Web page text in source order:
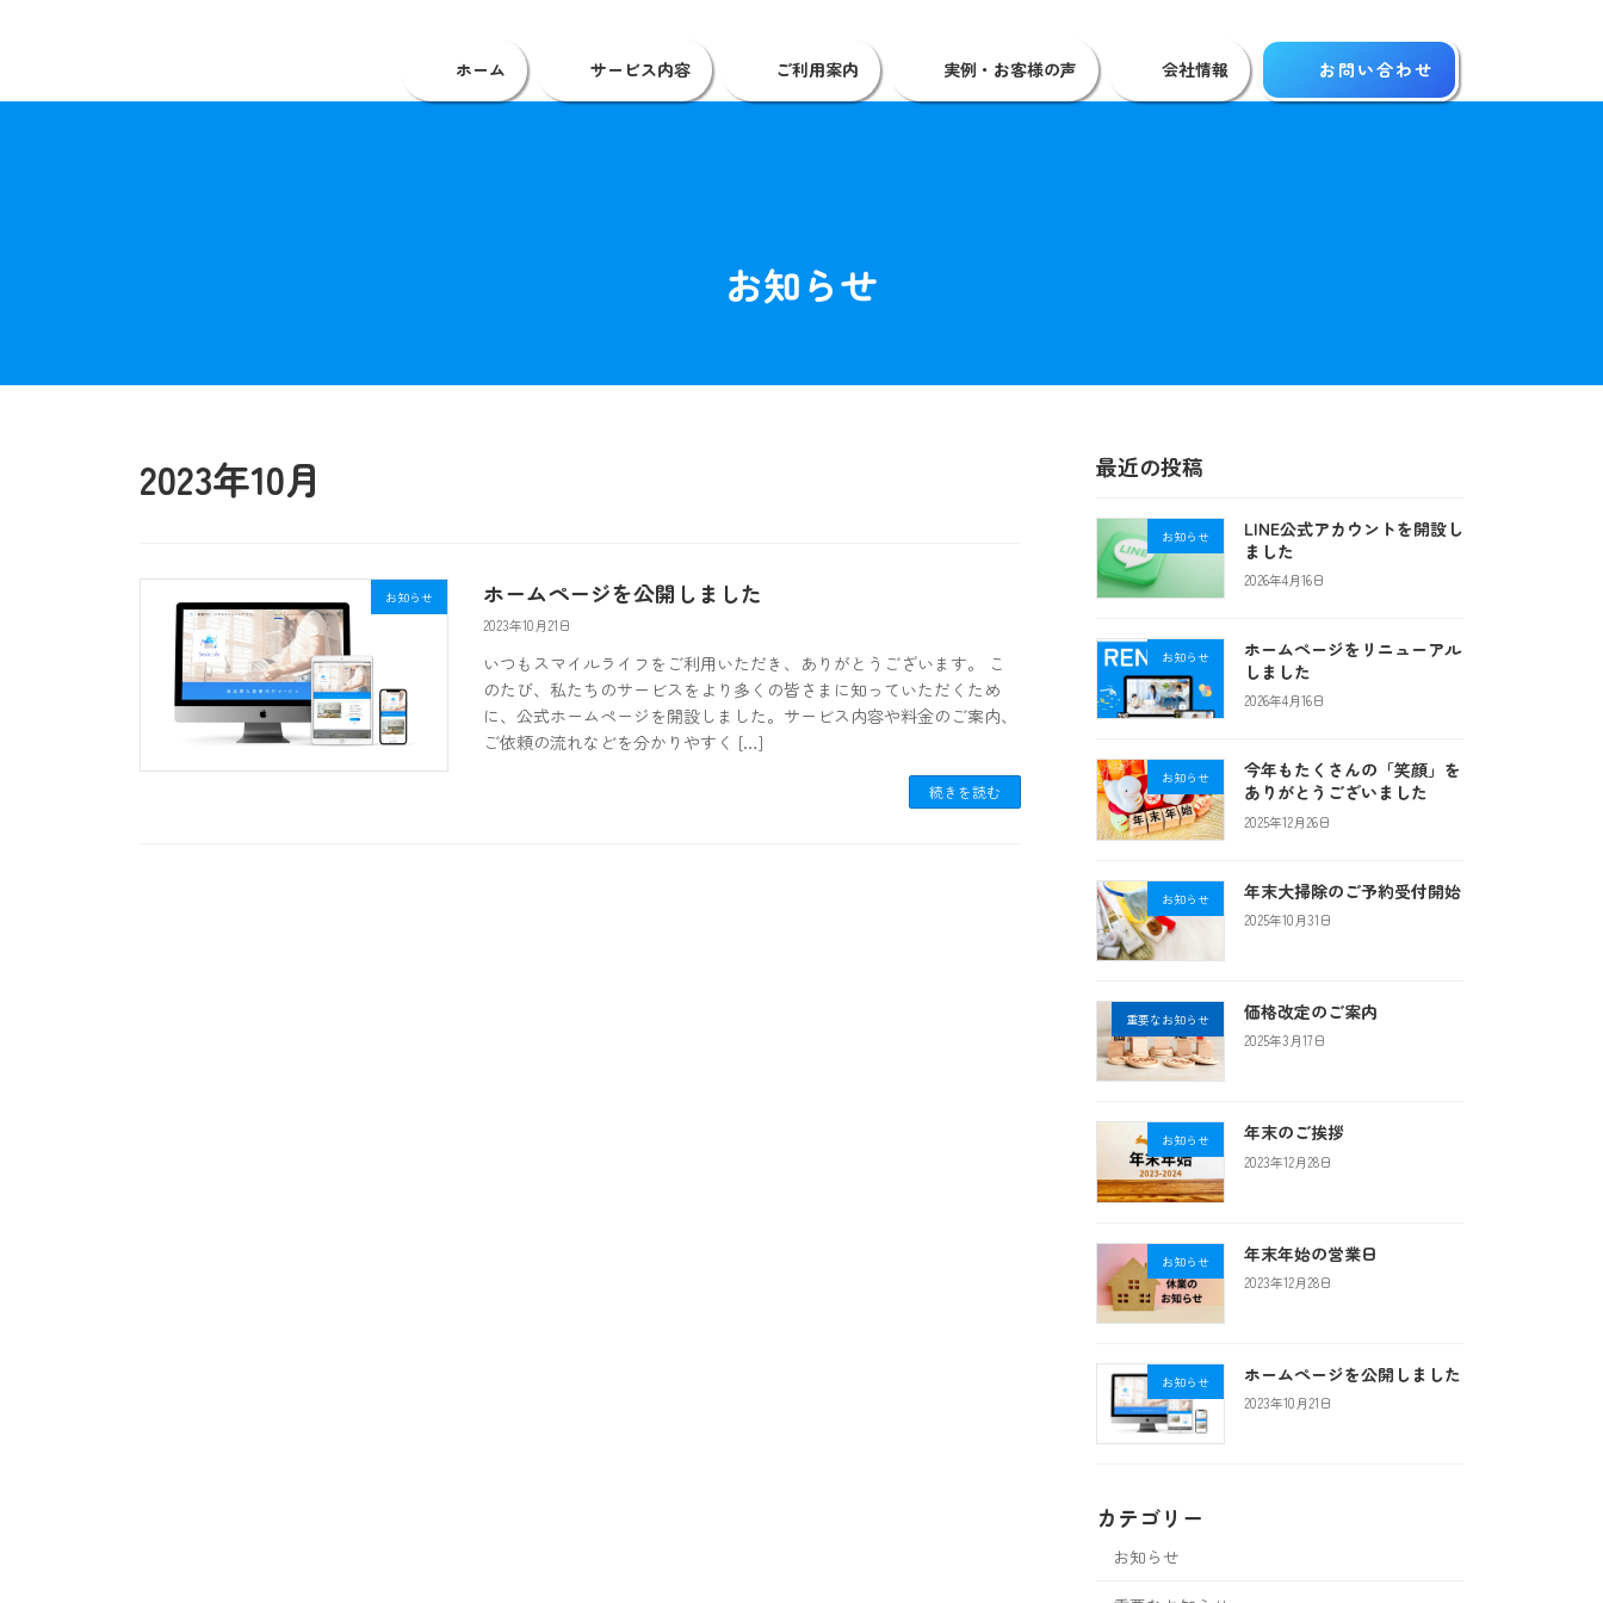
ン
ー
ホーム サービス内容 ご利用案内 実例・お客様の声 会社情報 お問い合わせ
お知らせ
2023年10月
お知らせ ホームページを公開しました
2023年10月21日
いつもスマイルライフをご利用いただき、ありがとうございます。 こ
のたび、私たちのサービスをより多くの皆さまに知っていただくため
に、公式ホームページを開設しました。サービス内容や料金のご案内、
ご依頼の流れなどを分かりやすく […]
続きを読む
最近の投稿
お知らせ
LINE公式アカウントを開設し
ました
2026年4月16日
お知らせ
ホームページをリニューアル
しました
2026年4月16日
お知らせ
今年もたくさんの「笑顔」を
ありがとうございました
2025年12月26日
お知らせ 年末大掃除のご予約受付開始
2025年10月31日
重要なお知らせ 価格改定のご案内
2025年3月17日
お知らせ 年末のご挨拶
2023年12月28日
お知らせ 年末年始の営業日
2023年12月28日
お知らせ ホームページを公開しました
2023年10月21日
カテゴリー
お知らせ